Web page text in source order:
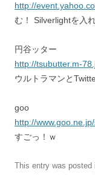
http://
む！ Silverlightを入
円谷ッター
http://tsubutter.m-
ウルトラマンと
goo
http://
すごっ！ｗ
This entry was posted